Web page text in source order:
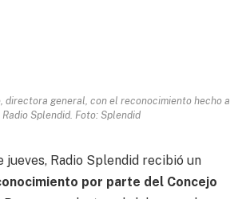
directora general, con el reconocimiento hecho a
Radio Splendid. Foto: Splendid
jueves, Radio Splendid recibió un
por parte del Concejo